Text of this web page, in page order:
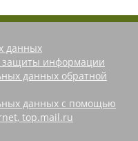
данных
защиты информации
данных обратной
данных с помощью
top.mail.ru